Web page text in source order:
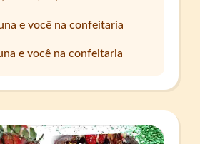
e você na confeitaria
e você na confeitaria